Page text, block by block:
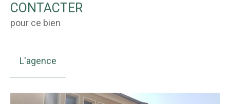
CONTACTER
pour ce bien
L'agence